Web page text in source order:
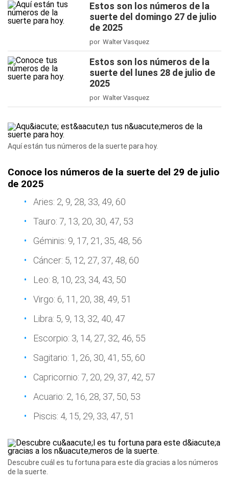
Estos son los números de la
suerte del domingo 27 de julio
de 2025
por Walter Vasquez
Estos son los números de la
suerte del lunes 28 de julio de
2025
por Walter Vasquez
Aquí están tus números de la suerte para hoy.
Conoce los números de la suerte del 29 de julio
de 2025
Aries: 2, 9, 28, 33, 49, 60
Tauro: 7, 13, 20, 30, 47, 53
Géminis: 9, 17, 21, 35, 48, 56
Cáncer: 5, 12, 27, 37, 48, 60
Leo: 8, 10, 23, 34, 43, 50
Virgo: 6, 11, 20, 38, 49, 51
Libra: 5, 9, 13, 32, 40, 47
Escorpio: 3, 14, 27, 32, 46, 55
Sagitario: 1, 26, 30, 41, 55, 60
Capricornio: 7, 20, 29, 37, 42, 57
Acuario: 2, 16, 28, 37, 50, 53
Piscis: 4, 15, 29, 33, 47, 51
Descubre cuál es tu fortuna para este día gracias a los números
de la suerte.